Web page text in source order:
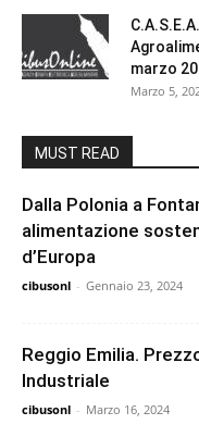
marzo
Marzo 5,
MUST READ
Dalla Polonia a
alimentazione
d’Europa
cibusonl - Gennaio 23, 2024
Reggio Emilia.
Industriale
cibusonl - Marzo 16, 2024